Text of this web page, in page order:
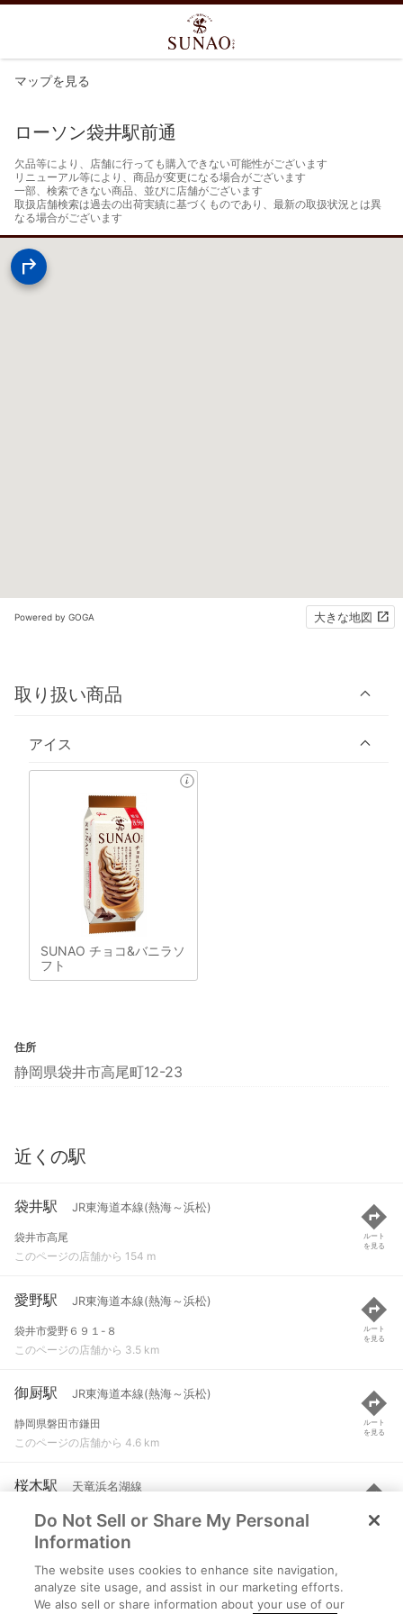
マップを見る
ローソン袋井駅前通
欠品等により、店舗に行っても購入できない可能性がございます
リニューアル等により、商品が変更になる場合がございます
一部、検索できない商品、並びに店舗がございます
取扱店舗検索は過去の出荷実績に基づくものであり、最新の取扱状況とは異
なる場合がございます
Powered by GOGA 大きな地図
取り扱い商品
アイス
SUNAO チョコ&バニラソ
フト
住所
静岡県袋井市高尾町12-23
近くの駅
袋井駅 JR東海道本線(熱海～浜松)
袋井市高尾
このページの店舗から 154 m
ルート
を見る
愛野駅 JR東海道本線(熱海～浜松)
袋井市愛野６９１-８
このページの店舗から 3.5 km
ルート
を見る
御厨駅 JR東海道本線(熱海～浜松)
静岡県磐田市鎌田
このページの店舗から 4.6 km
ルート
を見る
桜木駅 天竜浜名湖線
掛川市富部
このページの店舗から 5.9 km
ルート
を見る
いこいの広場駅 天竜浜名湖線
掛川市細谷字松向
Do Not Sell or Share My Personal
Information
The website uses cookies to enhance site navigation,
analyze site usage, and assist in our marketing efforts.
We also sell or share information about your use of our